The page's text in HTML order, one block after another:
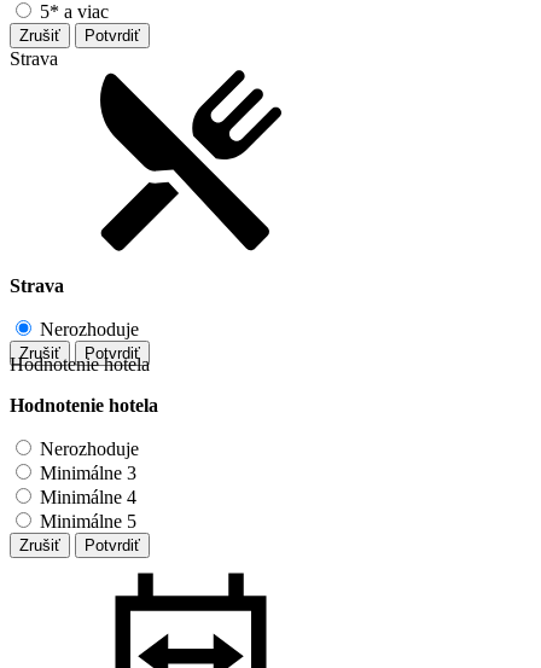
5* a viac
Zrušiť Potvrdiť
Strava
Strava
Nerozhoduje
Zrušiť Potvrdiť
Hodnotenie hotela
Hodnotenie hotela
Nerozhoduje
Minimálne 3
Minimálne 4
Minimálne 5
Zrušiť Potvrdiť